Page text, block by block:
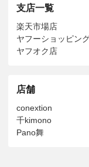
支店一覧
楽天市場店
ヤフーショッピン
ヤフオク店
店舗
conextion
千kimono
Pano舞